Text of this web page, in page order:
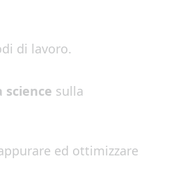
di lavoro.
science sulla
ed ottimizzare